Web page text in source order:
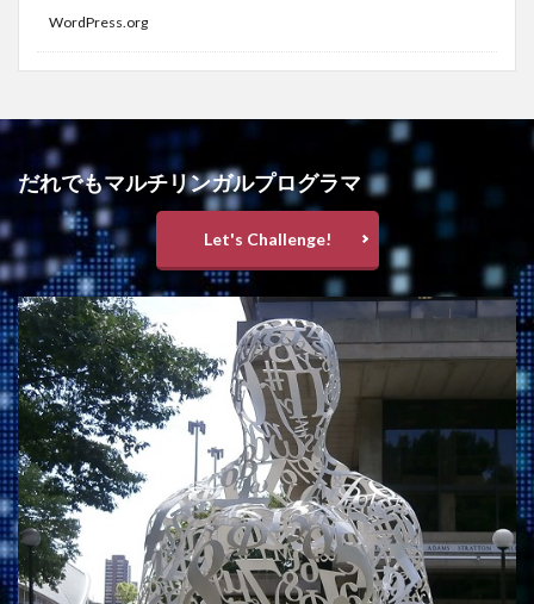
WordPress.org
だれでもマルチリンガルプログラマ
Let's Challenge!